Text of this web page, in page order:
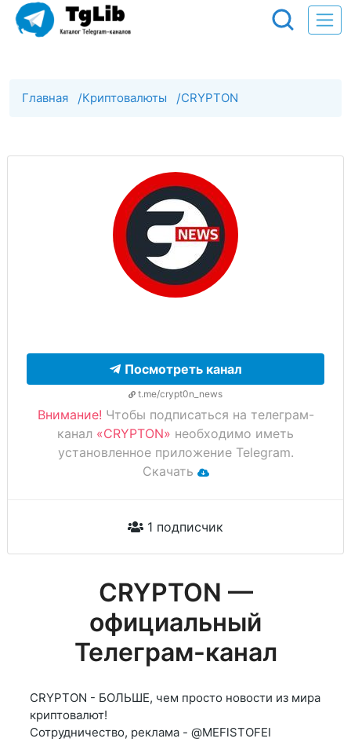
Главная /Криптовалюты /CRYPTON
Посмотреть канал
t.me/crypt0n_news
Внимание! Чтобы подписаться на телеграм-
канал «CRYPTON» необходимо иметь
установленное приложение Telegram.
Скачать
1 подписчик
CRYPTON —
официальный
Телеграм-канал
CRYPTON - БОЛЬШЕ, чем просто новости из мира
криптовалют!
Сотрудничество, реклама - @MEFlSTOFEI